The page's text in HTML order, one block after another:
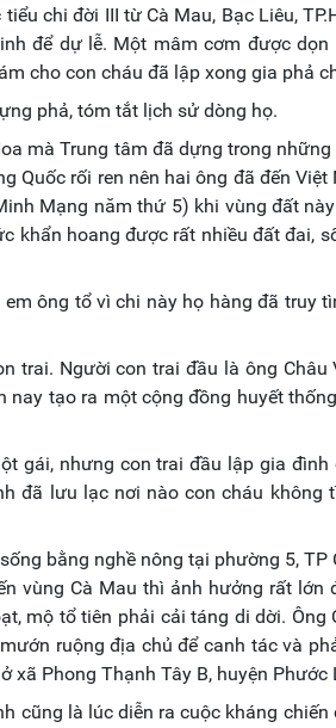
chi đời III từ Cà Mau, Bạc Liêu,
để dự lễ. Một mâm cơm được
cho con cháu đã lập xong gia phả
phả, tóm tắt lịch sử dòng họ.
mà Trung tâm đã dựng trong
Quốc rối ren nên hai ông đã đến
Mạng năm thứ 5) khi vùng đất
khẩn hoang được rất nhiều đất đai,
ông tổ vì chi này họ hàng đã truy
trai. Người con trai đầu là ông Châu
nay tạo ra một cộng đồng huyết
gái, nhưng con trai đầu lập gia
đã lưu lạc nơi nào con cháu không
bằng nghề nông tại phường 5,
vùng Cà Mau thì ảnh hưởng rất lớn
mộ tổ tiên phải cải táng di dời. Ông
ruộng địa chủ để canh tác và
Phong Thạnh Tây B, huyện Phước
cũng là lúc diễn ra cuộc kháng